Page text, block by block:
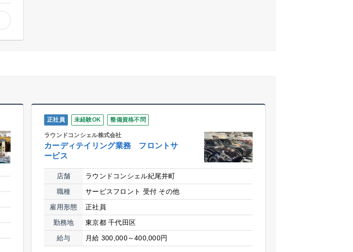
正社員 未経験OK 整備資格不問
ラウンドコンシェル株式会社
カーディテイリング業務 フロントサ
ービス
店舗
ラウンドコンシェル紀尾井町
職種
サービスフロント 受付 その他
雇用形態
正社員
勤務地
東京都 千代田区
給与
月給 300,000～400,000円